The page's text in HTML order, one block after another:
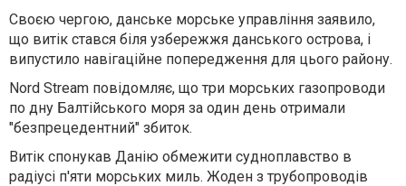
Своєю чергою, данське морське управління заявило,
що витік стався біля узбережжя данського острова, і
випустило навігаційне попередження для цього району.
Nord Stream повідомляє, що три морських газопроводи
по дну Балтійського моря за один день отримали
"безпрецедентний" збиток.
Витік спонукав Данію обмежити судноплавство в
радіусі п'яти морських миль. Жоден з трубопроводів